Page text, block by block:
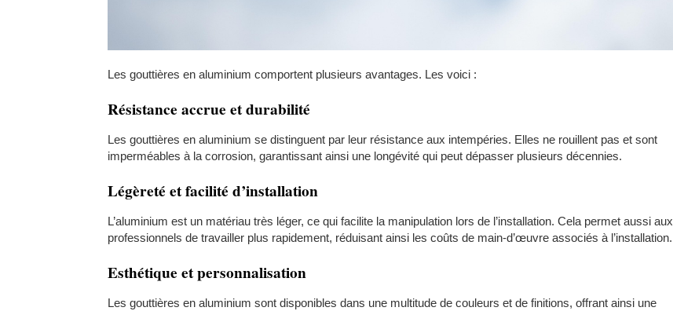
Les gouttières en aluminium comportent plusieurs avantages. Les voici :
Résistance accrue et durabilité
Les gouttières en aluminium se distinguent par leur résistance aux intempéries. Elles ne rouillent pas et sont
imperméables à la corrosion, garantissant ainsi une longévité qui peut dépasser plusieurs décennies.
Légèreté et facilité d’installation
L’aluminium est un matériau très léger, ce qui facilite la manipulation lors de l’installation. Cela permet aussi aux
professionnels de travailler plus rapidement, réduisant ainsi les coûts de main-d’œuvre associés à l’installation.
Esthétique et personnalisation
Les gouttières en aluminium sont disponibles dans une multitude de couleurs et de finitions, offrant ainsi une